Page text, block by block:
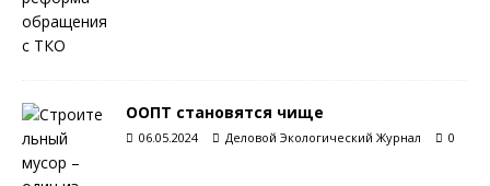
ООПТ становятся чище
06.05.2024 Деловой Экологический Журнал 0